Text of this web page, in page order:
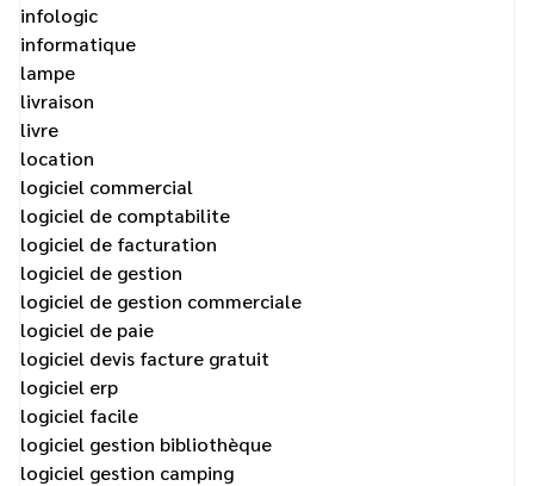
infologic
informatique
lampe
livraison
livre
location
logiciel commercial
logiciel de comptabilite
logiciel de facturation
logiciel de gestion
logiciel de gestion commerciale
logiciel de paie
logiciel devis facture gratuit
logiciel erp
logiciel facile
logiciel gestion bibliothèque
logiciel gestion camping